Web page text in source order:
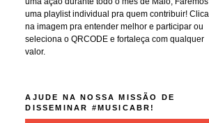
uma playlist individual pra quem contribuir! Clica
na imagem pra entender melhor e participar ou
seleciona o QRCODE e fortaleça com qualquer
valor.
AJUDE NA NOSSA MISSÃO DE
DISSEMINAR #MUSICABR!